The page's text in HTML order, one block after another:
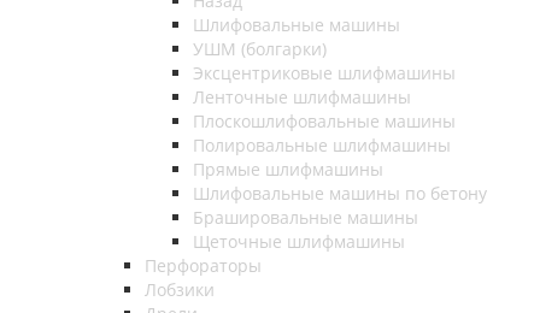
Шлифовальные машины
УШМ (болгарки)
Эксцентриковые шлифмашины
Ленточные шлифмашины
Плоскошлифовальные машины
Полировальные шлифмашины
Прямые шлифмашины
Шлифовальные машины по бетону
Брашировальные машины
Щеточные шлифмашины
Перфораторы
Лобзики